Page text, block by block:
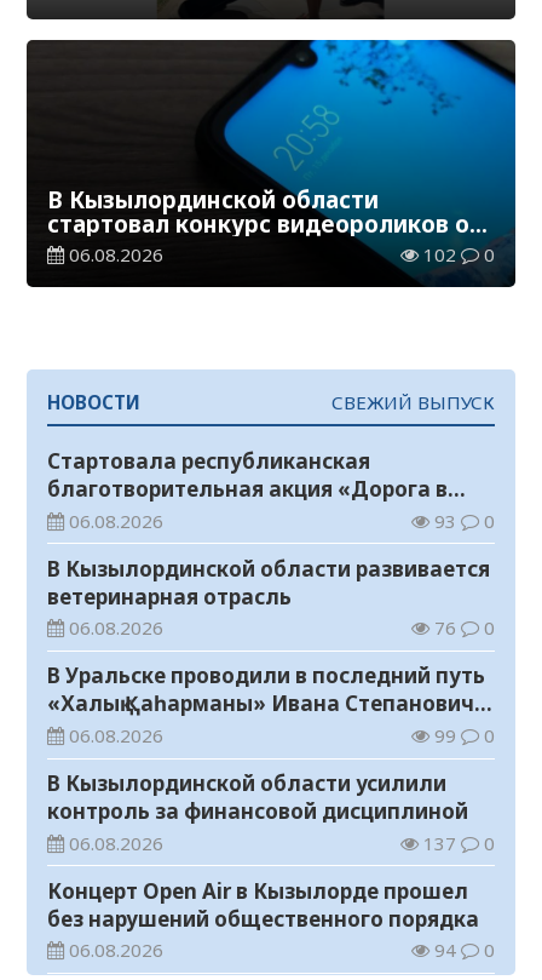
В Кызылординской области
стартовал конкурс видеороликов о
семейных ценностях и Конституции
06.08.2026 102 0
НОВОСТИ СВЕЖИЙ ВЫПУСК
Стартовала республиканская
благотворительная акция «Дорога в
школу»
06.08.2026 93 0
В Кызылординской области развивается
ветеринарная отрасль
06.08.2026 76 0
В Уральске проводили в последний путь
«Халық Қаһарманы» Ивана Степановича
Гапича
06.08.2026 99 0
В Кызылординской области усилили
контроль за финансовой дисциплиной
06.08.2026 137 0
Концерт Open Air в Кызылорде прошел
без нарушений общественного порядка
06.08.2026 94 0